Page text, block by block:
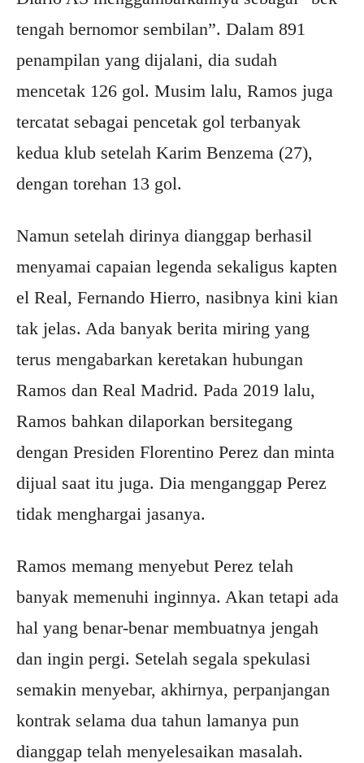
tengah bernomor sembilan”. Dalam 891
penampilan yang dijalani, dia sudah
mencetak 126 gol. Musim lalu, Ramos juga
tercatat sebagai pencetak gol terbanyak
kedua klub setelah Karim Benzema (27),
dengan torehan 13 gol.
Namun setelah dirinya dianggap berhasil
menyamai capaian legenda sekaligus kapten
el Real, Fernando Hierro, nasibnya kini kian
tak jelas. Ada banyak berita miring yang
terus mengabarkan keretakan hubungan
Ramos dan Real Madrid. Pada 2019 lalu,
Ramos bahkan dilaporkan bersitegang
dengan Presiden Florentino Perez dan minta
dijual saat itu juga. Dia menganggap Perez
tidak menghargai jasanya.
Ramos memang menyebut Perez telah
banyak memenuhi inginnya. Akan tetapi ada
hal yang benar-benar membuatnya jengah
dan ingin pergi. Setelah segala spekulasi
semakin menyebar, akhirnya, perpanjangan
kontrak selama dua tahun lamanya pun
dianggap telah menyelesaikan masalah.